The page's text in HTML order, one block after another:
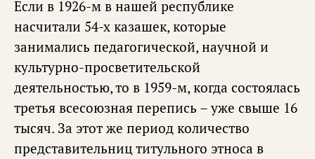
Если в 1926-м в нашей республике
насчитали 54-х казашек, которые
занимались педагогической, научной и
культурно-просветительской
деятельностью, то в 1959-м, когда состоялась
третья всесоюзная перепись – уже свыше 16
тысяч. За этот же период количество
представительниц титульного этноса в